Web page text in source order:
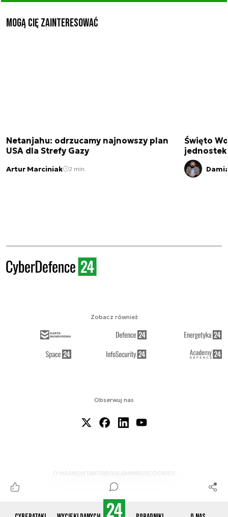
Mogą Cię zainteresować
Netanjahu: odrzucamy najnowszy plan
USA dla Strefy Gazy
Artur Marciniak 2 min.
Święto
jednostek
Obserwuj nas
O NAS KONTAKTREGULAMINRSS COOKIES
Zobacz również